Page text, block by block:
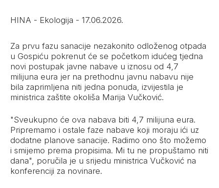
HINA - Ekologija -17.06.2026.
Za prvu fazu sanacije nezakonito odloženog otpada
u Gospiću pokrenut će se početkom idućeg tjedna
novi postupak javne nabave u iznosu od 4,7
milijuna eura jer na prethodnu javnu nabavu nije
bila zaprimljena niti jedna ponuda, izvijestila je
ministrica zaštite okoliša Marija Vučković.
"Sveukupno će ova nabava biti 4,7 milijuna eura.
Pripremamo i ostale faze nabave koji moraju ići uz
dodatne planove sanacije. Radimo ono što možemo
i smijemo prema propisima. Mi tu ne propuštamo niti
dana", poručila je u srijedu ministrica Vučković na
konferenciji za novinare.